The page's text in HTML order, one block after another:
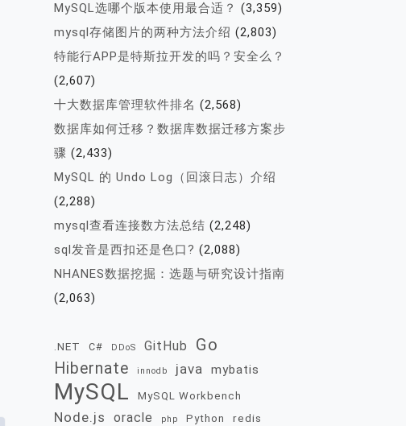
MySQL选哪个版本使用最合适？ (3,359)
mysql存储图片的两种方法介绍 (2,803)
特能行APP是特斯拉开发的吗？安全么？
(2,607)
十大数据库管理软件排名 (2,568)
数据库如何迁移？数据库数据迁移方案步
骤 (2,433)
MySQL 的 Undo Log（回滚日志）介绍
(2,288)
mysql查看连接数方法总结 (2,248)
sql发音是西扣还是色口? (2,088)
NHANES数据挖掘：选题与研究设计指南
(2,063)
.NET C# DDoS GitHub Go
Hibernate innodb java mybatis
MySQL MySQL Workbench
Node.js oracle php Python redis